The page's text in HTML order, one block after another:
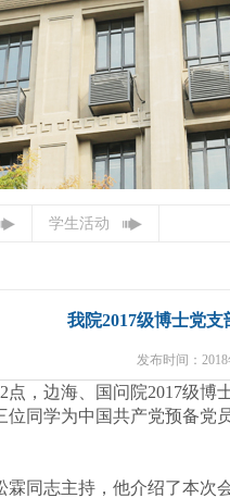
学生活动
我院2017级博士党
发布时间：
点，边海、国问院2017级博
位同学为中国共产党预备党
同志主持，他介绍了本次